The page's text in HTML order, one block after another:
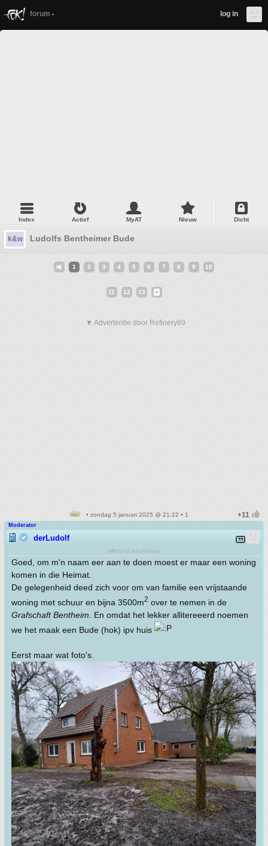
forum log in
Index Actief MyAT Nieuw Dicht
k&w Ludolfs Bentheimer Bude
1 2 3 4 5 6 7 8 9 10
11 12 13
▼ Advertentie door Refinery89
• zondag 5 januari 2025 @ 21:22 • 1
Moderator
derLudolf
allround beunhaas
Goed, om m'n naam eer aan te doen moest er maar een woning
komen in die Heimat.
De gelegenheid deed zich voor om van familie een vrijstaande
woning met schuur en bijna 3500m2 over te nemen in de
Grafschaft Bentheim . En omdat het lekker allitereeerd noemen
we het maak een Bude (hok) ipv huis
Eerst maar wat foto's.